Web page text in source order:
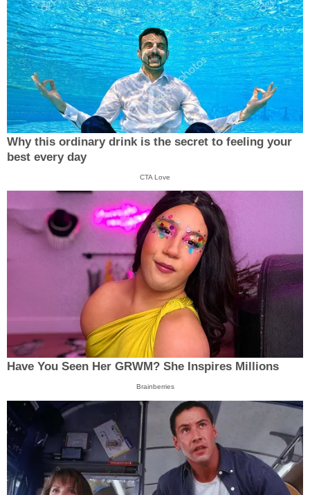
Why this ordinary drink is the secret to feeling your
best every day
CTA Love
Have You Seen Her GRWM? She Inspires Millions
Brainberries